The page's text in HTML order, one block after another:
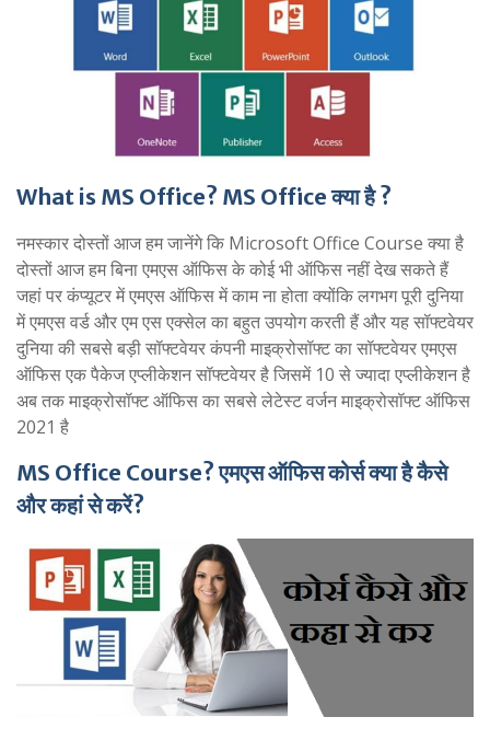
What is MS Office? MS Office क्या है ?
नमस्कार दोस्तों आज हम जानेंगे कि Microsoft Office Course क्या है
दोस्तों आज हम बिना एमएस ऑफिस के कोई भी ऑफिस नहीं देख सकते हैं
जहां पर कंप्यूटर में एमएस ऑफिस में काम ना होता क्योंकि लगभग पूरी दुनिया
में एमएस वर्ड और एम एस एक्सेल का बहुत उपयोग करती हैं और यह सॉफ्टवेयर
दुनिया की सबसे बड़ी सॉफ्टवेयर कंपनी माइक्रोसॉफ्ट का सॉफ्टवेयर एमएस
ऑफिस एक पैकेज एप्लीकेशन सॉफ्टवेयर है जिसमें 10 से ज्यादा एप्लीकेशन है
अब तक माइक्रोसॉफ्ट ऑफिस का सबसे लेटेस्ट वर्जन माइक्रोसॉफ्ट ऑफिस
2021 है
MS Office Course? एमएस ऑफिस कोर्स क्या है कैसे
और कहां से करें?